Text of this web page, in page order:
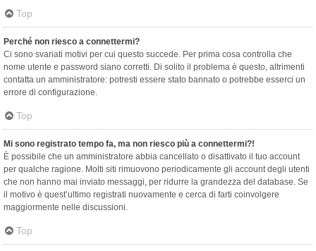
Top
Perché non riesco a connettermi?
Ci sono svariati motivi per cui questo succede. Per prima cosa controlla che
nome utente e password siano corretti. Di solito il problema è questo, altrimenti
contatta un amministratore: potresti essere stato bannato o potrebbe esserci un
errore di configurazione.
Top
Mi sono registrato tempo fa, ma non riesco più a connettermi?!
È possibile che un amministratore abbia cancellato o disattivato il tuo account
per qualche ragione. Molti siti rimuovono periodicamente gli account degli utenti
che non hanno mai inviato messaggi, per ridurre la grandezza del database. Se
il motivo è quest’ultimo registrati nuovamente e cerca di farti coinvolgere
maggiormente nelle discussioni.
Top